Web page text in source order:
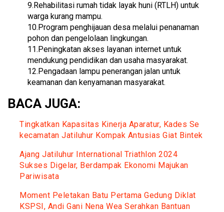
9.Rehabilitasi rumah tidak layak huni (RTLH) untuk
warga kurang mampu.
10.Program penghijauan desa melalui penanaman
pohon dan pengelolaan lingkungan.
11.Peningkatan akses layanan internet untuk
mendukung pendidikan dan usaha masyarakat.
12.Pengadaan lampu penerangan jalan untuk
keamanan dan kenyamanan masyarakat.
BACA JUGA:
Tingkatkan Kapasitas Kinerja Aparatur, Kades Se
kecamatan Jatiluhur Kompak Antusias Giat Bintek
Ajang Jatiluhur International Triathlon 2024
Sukses Digelar, Berdampak Ekonomi Majukan
Pariwisata
Moment Peletakan Batu Pertama Gedung Diklat
KSPSI, Andi Gani Nena Wea Serahkan Bantuan